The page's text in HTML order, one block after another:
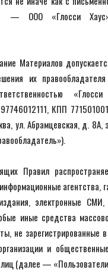
— OOO «Глосси
Материалов
их
КПП
ул. Абрамцевская, д. 8А,
Правил
агентства,
электронные СМИ,
иные средства
не зарегистрированные
и
лиц (далее —